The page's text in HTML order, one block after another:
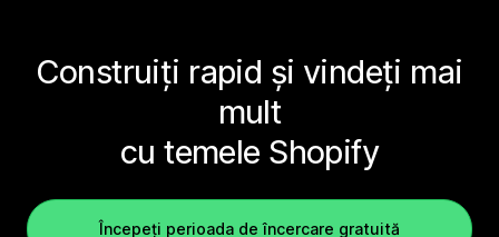
Construiți rapid și vindeți mai
mult
cu temele Shopify
Începeți perioada de încercare gratuită